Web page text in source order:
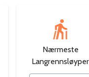
Nærmeste
Langrennsløyper